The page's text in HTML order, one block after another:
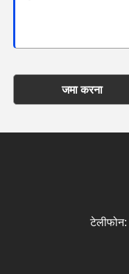
जमा करना
टेलीफोन: